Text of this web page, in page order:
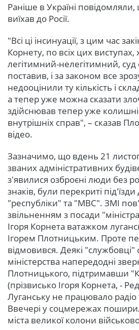
Раніше в Україні повідомляли,
виїхав до Росії.
"Всі ці інсинуації, з цим час
Корнету, по всіх цих виступах,
легітимний-нелегітимний,
поставив, і за законом все
недооцінили ту кількість і
а тепер уже можна сказати
здійснював тепер уже
внутрішніх справ", – сказав
відео.
Зазначимо, що вдень 21
званих адміністративних
з'явилися озброєні люди без
знаків, були перекриті під'їзди
"республіки" та "МВС". ЗМІ
звільненням з посади
Ігоря Корнета ватажком
Ігорем Плотницьким. Проте
відмовився. Деякі
міністерства напередодні
Плотницького, підтримавши
(прізвисько Ігоря Корнета, -
Луганську не працювало
Ввечері у соцмережах
міста великої колони